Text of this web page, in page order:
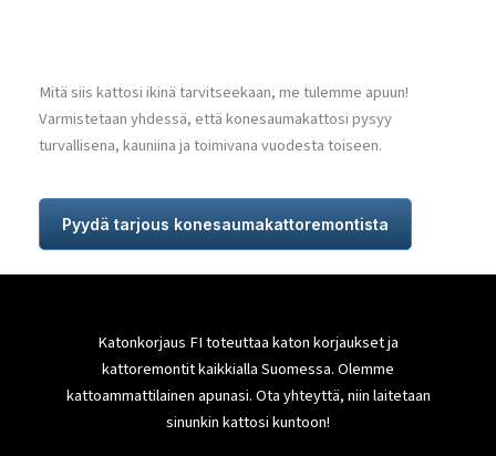
Mitä siis kattosi ikinä tarvitseekaan, me tulemme apuun!
Varmistetaan yhdessä, että konesaumakattosi pysyy
turvallisena, kauniina ja toimivana vuodesta toiseen.
Pyydä tarjous konesaumakattoremontista
Katonkorjaus FI toteuttaa katon korjaukset ja
kattoremontit kaikkialla Suomessa. Olemme
kattoammattilainen apunasi. Ota yhteyttä, niin laitetaan
sinunkin kattosi kuntoon!